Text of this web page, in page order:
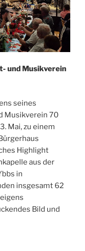
und Musikverein
seines
Musikverein 70
Mai, zu einem
Highlight
aus der
in
insgesamt 62
Bild und